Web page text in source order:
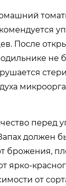
После
не
перед
должен
брожения,
ярко-
от